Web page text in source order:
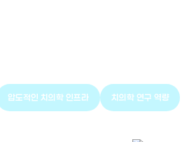
압도적인 치의학 인프라 치의학 연구 역량